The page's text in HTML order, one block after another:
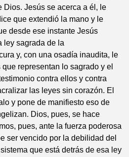
Dios. Jesús se acerca a él, le
que extendió la mano y le
desde ese instante Jesús
ley sagrada de la
y, con una osadía inaudita, le
representan lo sagrado y el
contra ellos y contra
las leyes sin corazón. El
y pone de manifiesto eso de
Dios, pues, se hace
pues, ante la fuerza poderosa
ser vencido por la debilidad del
que está detrás de esa ley